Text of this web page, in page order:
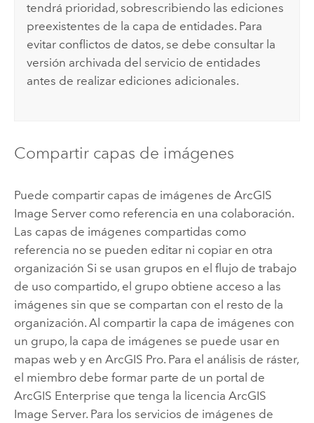
tendrá prioridad, sobrescribiendo las ediciones
preexistentes de la capa de entidades. Para
evitar conflictos de datos, se debe consultar la
versión archivada del servicio de entidades
antes de realizar ediciones adicionales.
Compartir capas de imágenes
Puede compartir capas de imágenes de ArcGIS
Image Servercomo referencia en una colaboración.
Las capas de imágenes compartidas como
referencia no se pueden editar ni copiar en otra
organización Si se usan grupos en el flujo de trabajo
de uso compartido, el grupo obtiene acceso a las
imágenes sin que se compartan con el resto de la
organización. Al compartir la capa de imágenes con
un grupo, la capa de imágenes se puede usar en
mapas web y en ArcGIS Pro. Para el análisis de ráster,
el miembro debe formar parte de un portal de
ArcGIS Enterprise que tenga la licencia ArcGIS
Image Server. Para los servicios de imágenes de